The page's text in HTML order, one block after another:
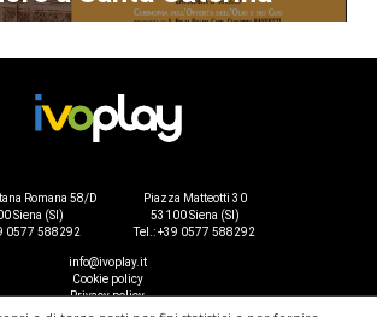
Romana 58/D
Siena (SI)
0577 588292
Piazza Matteotti 30
53100 Siena (SI)
Tel.: +39 0577 588292
info@ivoplay.it
Cookie policy
Privacy policy